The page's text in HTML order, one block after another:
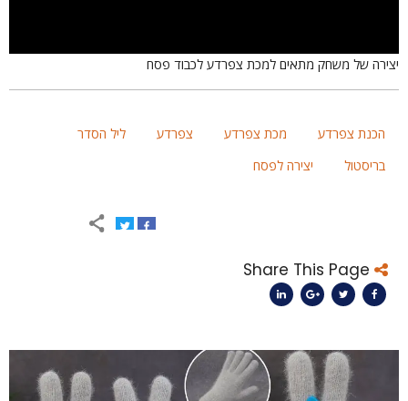
של משחק מתאים למכת צפרדע לכבוד פסח
הכנת צפרדע מכת צפרדע צפרדע
ליל הסדר
בריסטול
יצירה לפסח
Share This Page